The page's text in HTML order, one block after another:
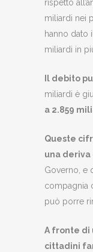
rispetto
miliardi nei
hanno dato
miliardi in
Il debito
miliardi è
a 2.859
Queste
una
Governo, e
compagnia
può porre
A fronte di
cittadini